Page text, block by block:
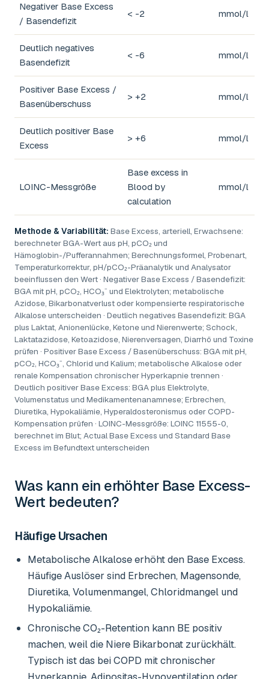
Negativer Base Excess
/ Basendefizit
< -2 mmol/l
Deutlich negatives
Basendefizit
< -6 mmol/l
Positiver Base Excess /
Basenüberschuss
> +2 mmol/l
Deutlich positiver Base
Excess
> +6 mmol/l
LOINC-Messgröße
Base excess in
Blood by
calculation
mmol/l
Methode & Variabilität: Base Excess, arteriell, Erwachsene:
berechneter BGA-Wert aus pH, pCO₂ und
Hämoglobin-/Pufferannahmen; Berechnungsformel, Probenart,
Temperaturkorrektur, pH/pCO₂-Präanalytik und Analysator
beeinflussen den Wert · Negativer Base Excess / Basendefizit:
BGA mit pH, pCO₂, HCO₃⁻ und Elektrolyten; metabolische
Azidose, Bikarbonatverlust oder kompensierte respiratorische
Alkalose unterscheiden · Deutlich negatives Basendefizit: BGA
plus Laktat, Anionenlücke, Ketone und Nierenwerte; Schock,
Laktatazidose, Ketoazidose, Nierenversagen, Diarrhö und Toxine
prüfen · Positiver Base Excess / Basenüberschuss: BGA mit pH,
pCO₂, HCO₃⁻, Chlorid und Kalium; metabolische Alkalose oder
renale Kompensation chronischer Hyperkapnie trennen ·
Deutlich positiver Base Excess: BGA plus Elektrolyte,
Volumenstatus und Medikamentenanamnese; Erbrechen,
Diuretika, Hypokaliämie, Hyperaldosteronismus oder COPD-
Kompensation prüfen · LOINC-Messgröße: LOINC 11555-0,
berechnet im Blut; Actual Base Excess und Standard Base
Excess im Befundtext unterscheiden
Was kann ein erhöhter Base Excess-
Wert bedeuten?
Häufige Ursachen
Metabolische Alkalose erhöht den Base Excess.
Häufige Auslöser sind Erbrechen, Magensonde,
Diuretika, Volumenmangel, Chloridmangel und
Hypokaliämie.
Chronische CO₂-Retention kann BE positiv
machen, weil die Niere Bikarbonat zurückhält.
Typisch ist das bei COPD mit chronischer